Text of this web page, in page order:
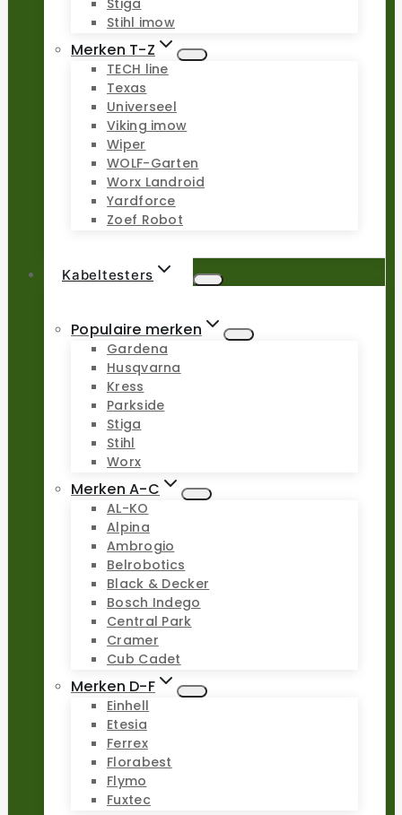
Stiga
Stihl imow
Merken T-Z
TECH line
Texas
Universeel
Viking imow
Wiper
WOLF-Garten
Worx Landroid
Yardforce
Zoef Robot
Kabeltesters
Populaire merken
Gardena
Husqvarna
Kress
Parkside
Stiga
Stihl
Worx
Merken A-C
AL-KO
Alpina
Ambrogio
Belrobotics
Black & Decker
Bosch Indego
Central Park
Cramer
Cub Cadet
Merken D-F
Einhell
Etesia
Ferrex
Florabest
Flymo
Fuxtec